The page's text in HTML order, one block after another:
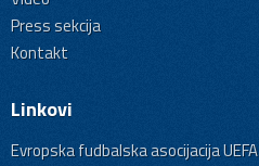
Press sekcija
Kontakt
Linkovi
Evropska fudbalska asocijacija UEFA